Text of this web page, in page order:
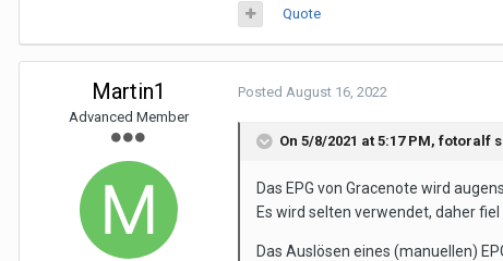
Quote
Martin1
Advanced Member
Posted August 16, 2022
On 5/8/2021 at 5:17 PM, fotoralf
Das EPG von Gracenote wird
Es wird selten verwendet, daher
Das Auslösen eines (manuellen)